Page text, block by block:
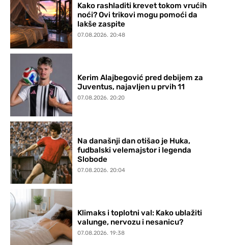
Kako rashladiti krevet tokom vrućih
noći? Ovi trikovi mogu pomoći da
lakše zaspite
07.08.2026. 20:48
Kerim Alajbegović pred debijem za
Juventus, najavljen u prvih 11
07.08.2026. 20:20
Na današnji dan otišao je Huka,
fudbalski velemajstor i legenda
Slobode
07.08.2026. 20:04
Klimaks i toplotni val: Kako ublažiti
valunge, nervozu i nesanicu?
07.08.2026. 19:38